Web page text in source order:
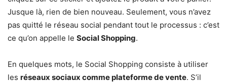
Jusque là, rien de bien nouveau. Seulement, vous n’avez
pas quitté le réseau social pendant tout le processus : c’est
ce qu’on appelle le Social Shopping.
En quelques mots, le Social Shopping consiste à utiliser
les réseaux sociaux comme plateforme de vente. S’il